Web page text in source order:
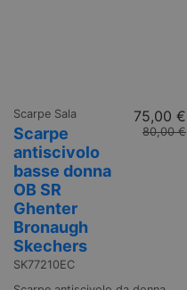
Scarpe Sala
Scarpe
antiscivolo
basse donna
OB SR
Ghenter
Bronaugh
Skechers
SK77210EC
75,00 €
80,00 €